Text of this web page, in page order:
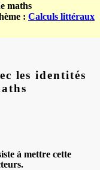
maths
: Calculs littéraux
les identités
à mettre cette